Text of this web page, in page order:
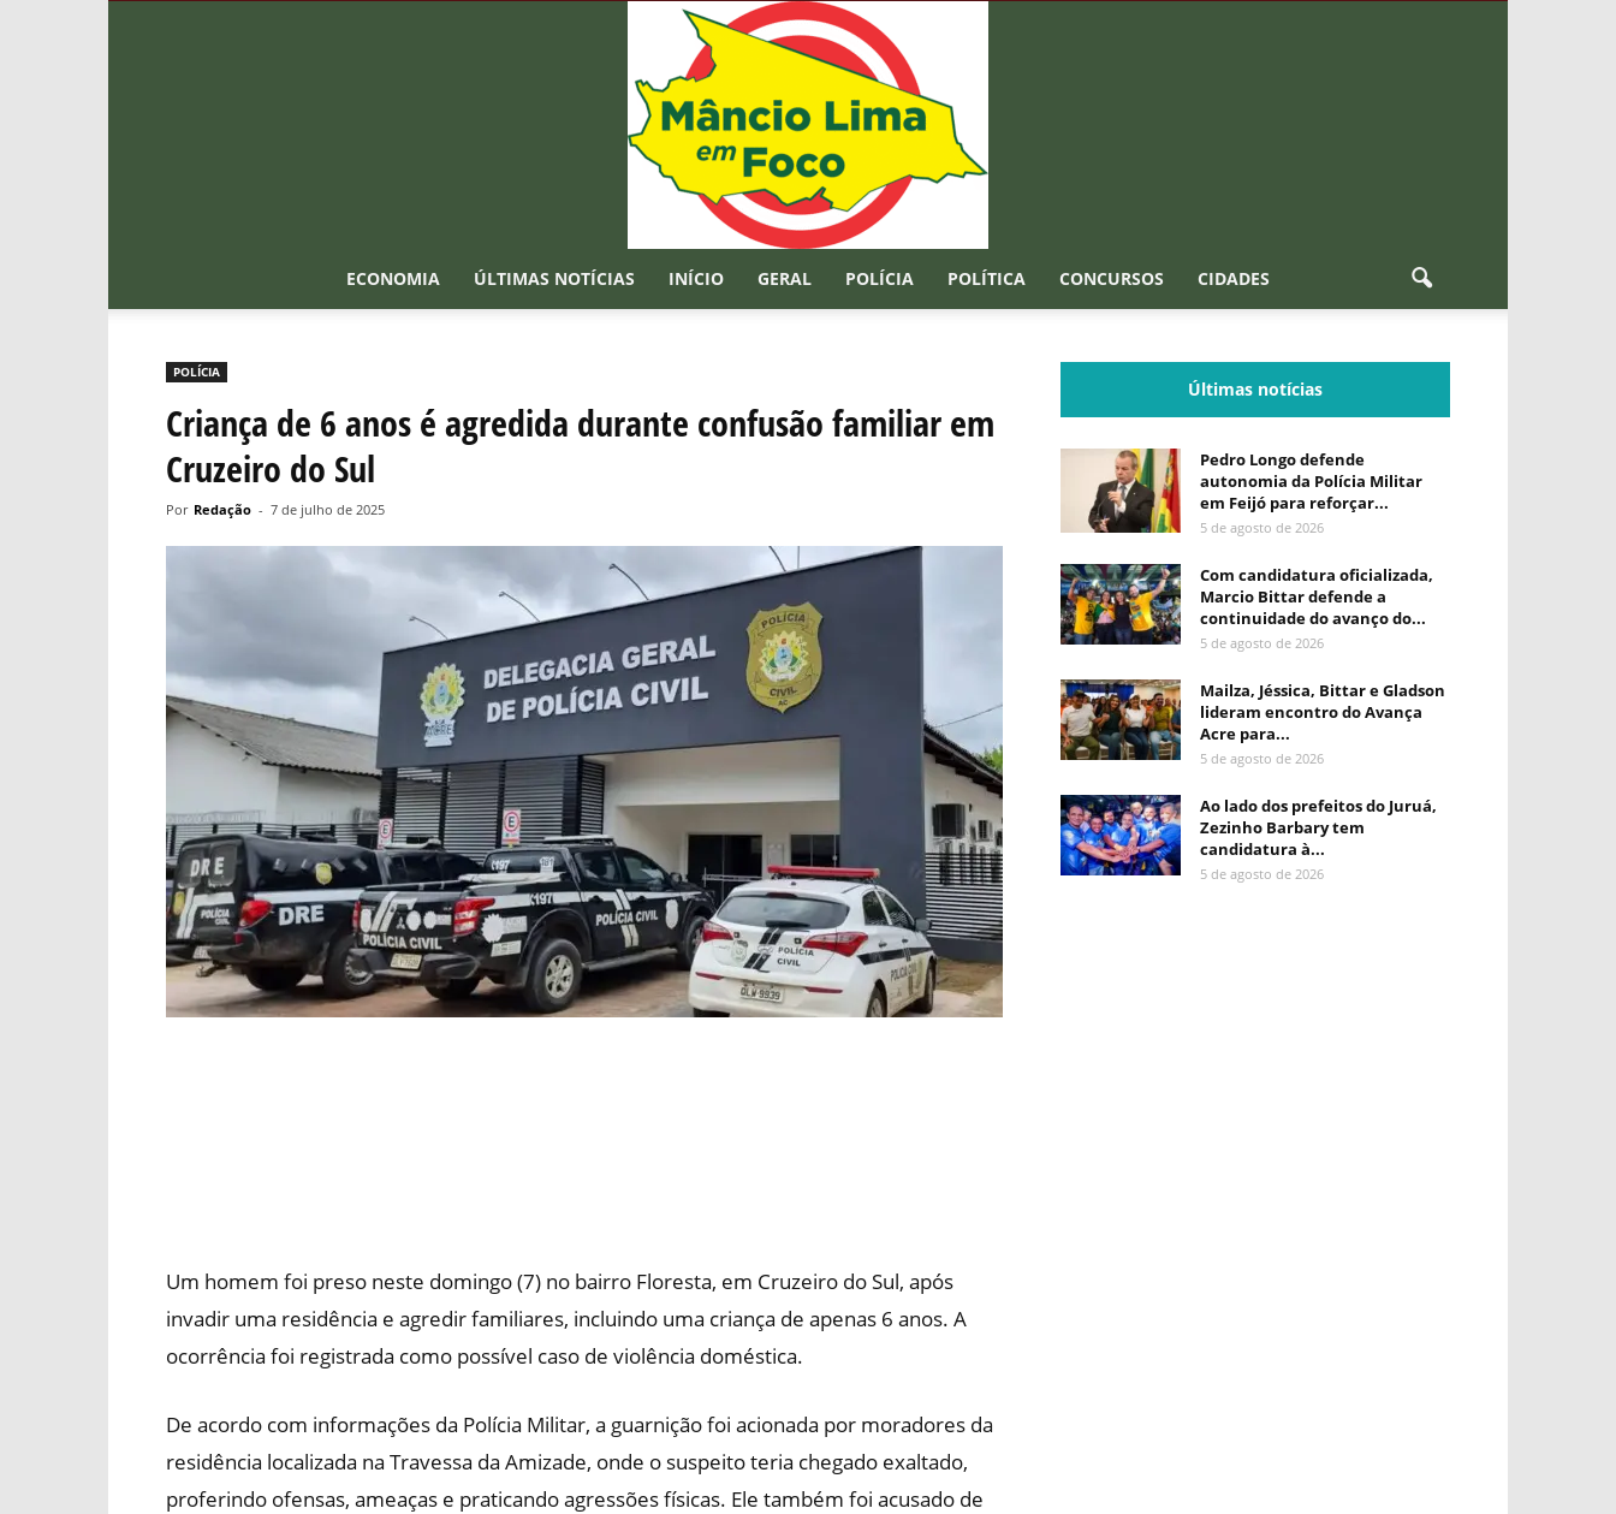
Em
Foco
ECONOMIA ÚLTIMAS NOTÍCIAS INÍCIO GERAL POLÍCIA POLÍTICA CONCURSOS CIDADES
POLÍCIA
Criança de 6 anos é agredida durante confusão familiar em
Cruzeiro do Sul
Por Redação - 7 de julho de 2025
Um homem foi preso neste domingo (7) no bairro Floresta, em Cruzeiro do Sul, após
invadir uma residência e agredir familiares, incluindo uma criança de apenas 6 anos. A
ocorrência foi registrada como possível caso de violência doméstica.
De acordo com informações da Polícia Militar, a guarnição foi acionada por moradores da
residência localizada na Travessa da Amizade, onde o suspeito teria chegado exaltado,
proferindo ofensas, ameaças e praticando agressões físicas. Ele também foi acusado de
Últimas notícias
Pedro Longo defende
autonomia da Polícia Militar
em Feijó para reforçar...
5 de agosto de 2026
Com candidatura oficializada,
Marcio Bittar defende a
continuidade do avanço do...
5 de agosto de 2026
Mailza, Jéssica, Bittar e Gladson
lideram encontro do Avança
Acre para...
5 de agosto de 2026
Ao lado dos prefeitos do Juruá,
Zezinho Barbary tem
candidatura à...
5 de agosto de 2026